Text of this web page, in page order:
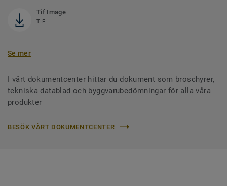
Tif Image
TIF
Se mer
I vårt dokumentcenter hittar du dokument som broschyrer,
tekniska datablad och byggvarubedömningar för alla våra
produkter
BESÖK VÅRT DOKUMENTCENTER